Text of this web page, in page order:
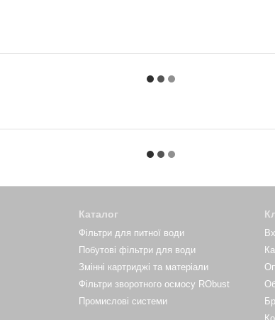
Каталог
Фільтри для питної води
Побутові фільтри для води
Змінні картриджі та матеріали
Фільтри зворотного осмосу RObust
Промислові системи